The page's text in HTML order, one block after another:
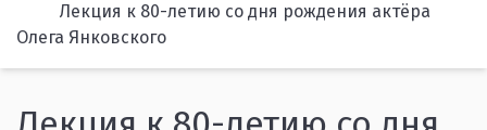
Лекция к 80-летию со дня рождения актёра
Олега Янковского